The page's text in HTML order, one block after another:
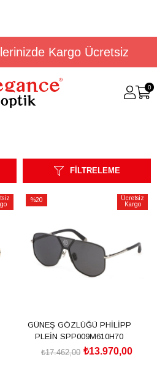
Kargo Ücretsiz
0
FILTRELEME
%20
Ücretsiz
Kargo
GÜNEŞ GÖZLÜĞÜ PHİLİPP
PLEİN SPP009M610H70
₺13.970,00
₺17.462,00